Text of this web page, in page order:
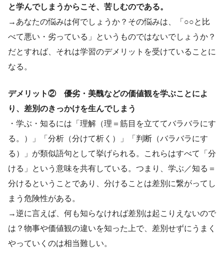
と学んでしまうからこそ、苦しむのである。
→あなたの悩みは何でしょうか？その悩みは、「○○と比
べて悪い・劣っている」というものではないでしょうか？
だとすれば、それは学習のデメリットを受けていることに
なる。
デメリット② 優劣・美醜などの価値観を学ぶことによ
り、差別のきっかけを生んでしまう
・学ぶ・知るには「理解（理＝筋目を立ててバラバラにす
る。）」「分析（分けて析く）」「判断（バラバラにす
る）」が類似語句として挙げられる。これらはすべて「分
ける」という意味を共有している。つまり、学ぶ／知る＝
分けるということであり、分けることは差別に繋がってし
まう危険性がある。
→逆に言えば、何も知らなければ差別は起こりえないので
は？物事や価値観の違いを知った上で、差別せずにうまく
やっていくのは相当難しい。